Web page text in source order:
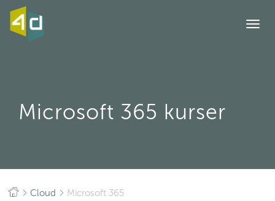
Microsoft 365 kurser
Cloud Microsoft 365